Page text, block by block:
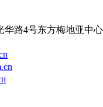
华路4号东方梅地亚中